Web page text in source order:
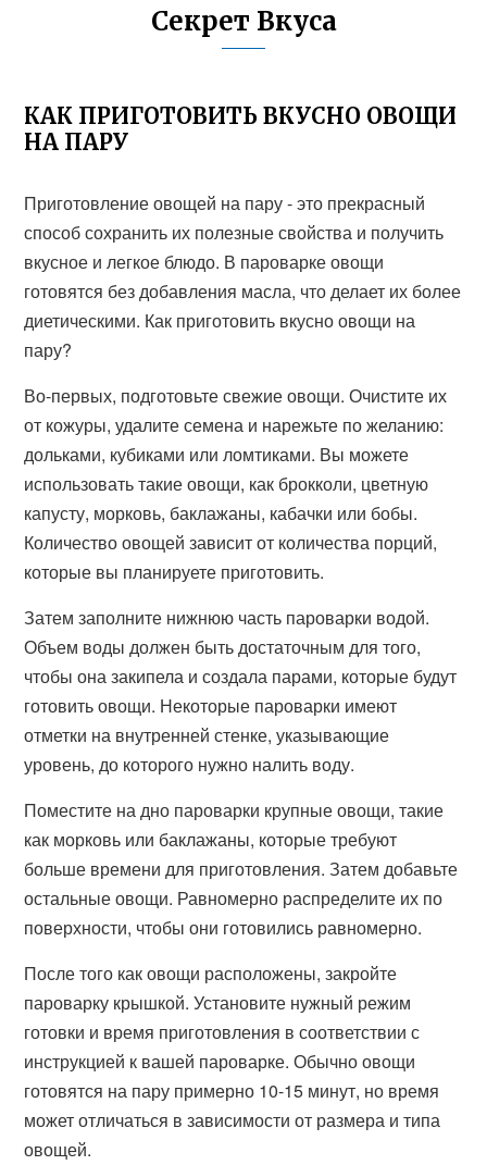
Секрет Вкуса
КАК ПРИГОТОВИТЬ ВКУСНО ОВОЩИ
НА ПАРУ
Приготовление овощей на пару - это прекрасный
способ сохранить их полезные свойства и получить
вкусное и легкое блюдо. В пароварке овощи
готовятся без добавления масла, что делает их более
диетическими. Как приготовить вкусно овощи на
пару?
Во-первых, подготовьте свежие овощи. Очистите их
от кожуры, удалите семена и нарежьте по желанию:
дольками, кубиками или ломтиками. Вы можете
использовать такие овощи, как брокколи, цветную
капусту, морковь, баклажаны, кабачки или бобы.
Количество овощей зависит от количества порций,
которые вы планируете приготовить.
Затем заполните нижнюю часть пароварки водой.
Объем воды должен быть достаточным для того,
чтобы она закипела и создала парами, которые будут
готовить овощи. Некоторые пароварки имеют
отметки на внутренней стенке, указывающие
уровень, до которого нужно налить воду.
Поместите на дно пароварки крупные овощи, такие
как морковь или баклажаны, которые требуют
больше времени для приготовления. Затем добавьте
остальные овощи. Равномерно распределите их по
поверхности, чтобы они готовились равномерно.
После того как овощи расположены, закройте
пароварку крышкой. Установите нужный режим
готовки и время приготовления в соответствии с
инструкцией к вашей пароварке. Обычно овощи
готовятся на пару примерно 10-15 минут, но время
может отличаться в зависимости от размера и типа
овощей.